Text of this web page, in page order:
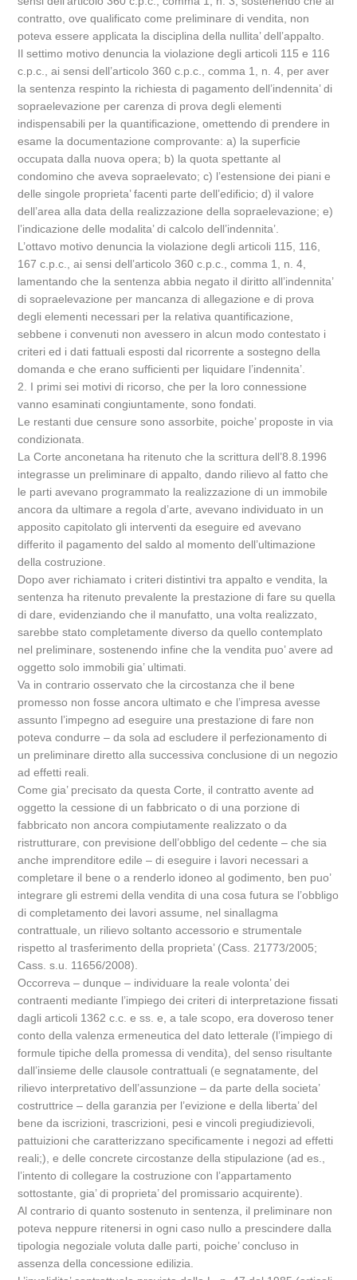
contratto, ove qualificato come preliminare di vendita, non
poteva essere applicata la disciplina della nullita’ dell’appalto.
Il settimo motivo denuncia la violazione degli articoli 115 e 116
c.p.c., ai sensi dell’articolo 360 c.p.c., comma 1, n. 4, per aver
la sentenza respinto la richiesta di pagamento dell’indennita’ di
sopraelevazione per carenza di prova degli elementi
indispensabili per la quantificazione, omettendo di prendere in
esame la documentazione comprovante: a) la superficie
occupata dalla nuova opera; b) la quota spettante al
condomino che aveva sopraelevato; c) l’estensione dei piani e
delle singole proprieta’ facenti parte dell’edificio; d) il valore
dell’area alla data della realizzazione della sopraelevazione; e)
l’indicazione delle modalita’ di calcolo dell’indennita’.
L’ottavo motivo denuncia la violazione degli articoli 115, 116,
167 c.p.c., ai sensi dell’articolo 360 c.p.c., comma 1, n. 4,
lamentando che la sentenza abbia negato il diritto all’indennita’
di sopraelevazione per mancanza di allegazione e di prova
degli elementi necessari per la relativa quantificazione,
sebbene i convenuti non avessero in alcun modo contestato i
criteri ed i dati fattuali esposti dal ricorrente a sostegno della
domanda e che erano sufficienti per liquidare l’indennita’.
2. I primi sei motivi di ricorso, che per la loro connessione
vanno esaminati congiuntamente, sono fondati.
Le restanti due censure sono assorbite, poiche’ proposte in via
condizionata.
La Corte anconetana ha ritenuto che la scrittura dell’8.8.1996
integrasse un preliminare di appalto, dando rilievo al fatto che
le parti avevano programmato la realizzazione di un immobile
ancora da ultimare a regola d’arte, avevano individuato in un
apposito capitolato gli interventi da eseguire ed avevano
differito il pagamento del saldo al momento dell’ultimazione
della costruzione.
Dopo aver richiamato i criteri distintivi tra appalto e vendita, la
sentenza ha ritenuto prevalente la prestazione di fare su quella
di dare, evidenziando che il manufatto, una volta realizzato,
sarebbe stato completamente diverso da quello contemplato
nel preliminare, sostenendo infine che la vendita puo’ avere ad
oggetto solo immobili gia’ ultimati.
Va in contrario osservato che la circostanza che il bene
promesso non fosse ancora ultimato e che l’impresa avesse
assunto l’impegno ad eseguire una prestazione di fare non
poteva condurre – da sola ad escludere il perfezionamento di
un preliminare diretto alla successiva conclusione di un negozio
ad effetti reali.
Come gia’ precisato da questa Corte, il contratto avente ad
oggetto la cessione di un fabbricato o di una porzione di
fabbricato non ancora compiutamente realizzato o da
ristrutturare, con previsione dell’obbligo del cedente – che sia
anche imprenditore edile – di eseguire i lavori necessari a
completare il bene o a renderlo idoneo al godimento, ben puo’
integrare gli estremi della vendita di una cosa futura se l’obbligo
di completamento dei lavori assume, nel sinallagma
contrattuale, un rilievo soltanto accessorio e strumentale
rispetto al trasferimento della proprieta’ (Cass. 21773/2005;
Cass. s.u. 11656/2008).
Occorreva – dunque – individuare la reale volonta’ dei
contraenti mediante l’impiego dei criteri di interpretazione fissati
dagli articoli 1362 c.c. e ss. e, a tale scopo, era doveroso tener
conto della valenza ermeneutica del dato letterale (l’impiego di
formule tipiche della promessa di vendita), del senso risultante
dall’insieme delle clausole contrattuali (e segnatamente, del
rilievo interpretativo dell’assunzione – da parte della societa’
costruttrice – della garanzia per l’evizione e della liberta’ del
bene da iscrizioni, trascrizioni, pesi e vincoli pregiudizievoli,
pattuizioni che caratterizzano specificamente i negozi ad effetti
reali;), e delle concrete circostanze della stipulazione (ad es.,
l’intento di collegare la costruzione con l’appartamento
sottostante, gia’ di proprieta’ del promissario acquirente).
Al contrario di quanto sostenuto in sentenza, il preliminare non
poteva neppure ritenersi in ogni caso nullo a prescindere dalla
tipologia negoziale voluta dalle parti, poiche’ concluso in
assenza della concessione edilizia.